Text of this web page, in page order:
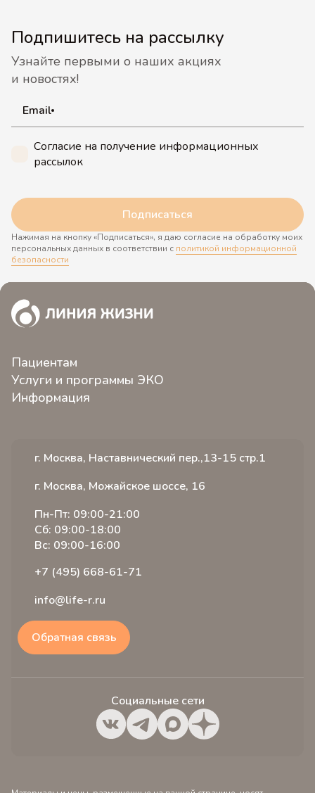
Подпишитесь на рассылку
Узнайте первыми о наших акциях
и новостях!
Email
Согласие на получение информационных
рассылок
Подписаться
Нажимая на кнопку «Подписаться», я даю согласие на обработку моих
персональных данных в соответствии с политикой информационной
безопасности
Пациентам
О клинике
Контакты
Отзывы
Вопрос ответ
Лицензии и сертификаты
Налоговый вычет
Услуги и программы ЭКО
ЭКО 2.0
Стоимость
Специалисты
Акции
Информация
Видео
Словарь терминов
г. Москва, Наставнический пер.,13-15 стр.1
г. Москва, Можайское шоссе, 16
Пн-Пт: 09:00-21:00
Сб: 09:00-18:00
Вс: 09:00-16:00
+7 (495) 668-61-71
info@life-r.ru
Обратная связь
Социальные сети